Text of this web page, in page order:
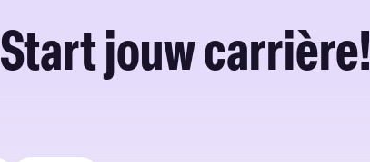
Start jouw carrière!